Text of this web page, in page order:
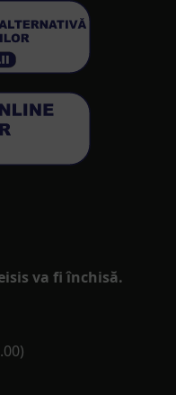
va fi închisă.